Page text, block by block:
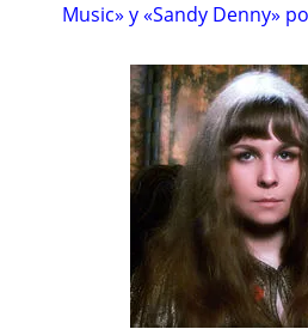
Music» y «Sandy Denny»